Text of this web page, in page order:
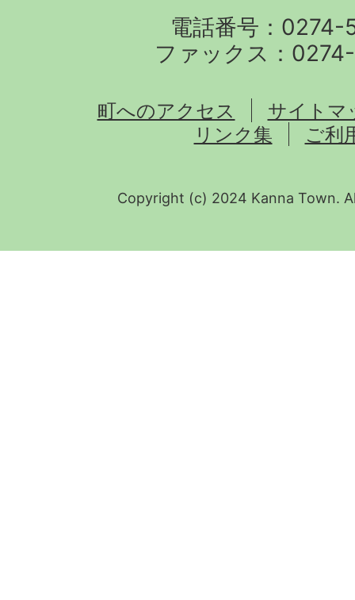
電話番号：0274-
ファックス：
町へのアクセス
サイトマ
リンク集
ご利
Copyright (c) 2024 Kanna Town.